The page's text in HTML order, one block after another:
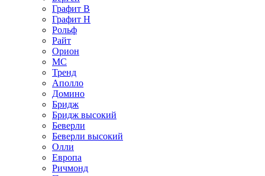
Графит В
Графит Н
Рольф
Райт
Орион
МС
Тренд
Аполло
Домино
Бридж
Бридж высокий
Беверли
Беверли высокий
Олли
Европа
Ричмонд